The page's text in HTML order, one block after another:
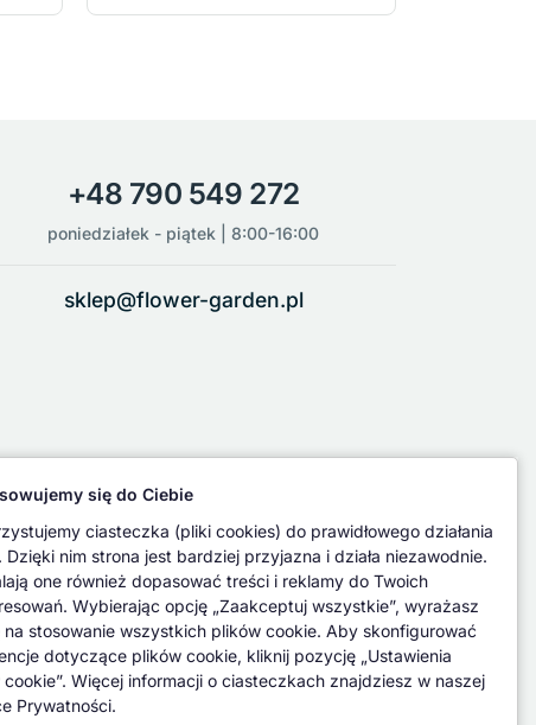
+48 790 549 272
poniedziałek - piątek | 8:00-16:00
sklep@flower-garden.pl
się do Ciebie
ciasteczka (pliki cookies) do prawidłowego działania
Dzięki nim strona jest bardziej przyjazna i działa niezawodnie.
one również dopasować treści i reklamy do Twoich
Wybierając opcję „Zaakceptuj wszystkie”, wyrażasz
stosowanie wszystkich plików cookie. Aby skonfigurować
dotyczące plików cookie, kliknij pozycję „Ustawienia
cookie”. Więcej informacji o ciasteczkach znajdziesz w naszej
Prywatności.